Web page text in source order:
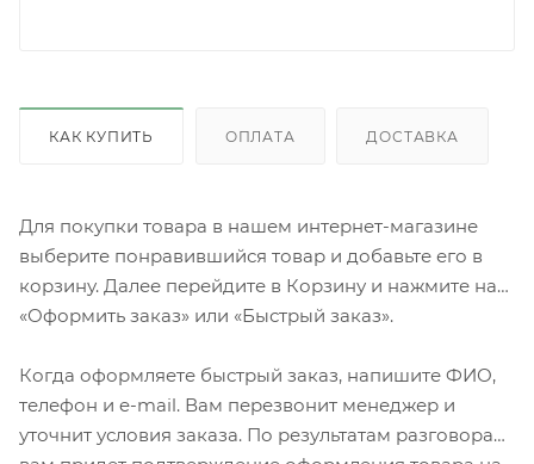
КАК КУПИТЬ ОПЛАТА ДОСТАВКА
Для покупки товара в нашем интернет-магазине
выберите понравившийся товар и добавьте его в
корзину. Далее перейдите в Корзину и нажмите на
«Оформить заказ» или «Быстрый заказ».
Когда оформляете быстрый заказ, напишите ФИО,
телефон и e-mail. Вам перезвонит менеджер и
уточнит условия заказа. По результатам разговора